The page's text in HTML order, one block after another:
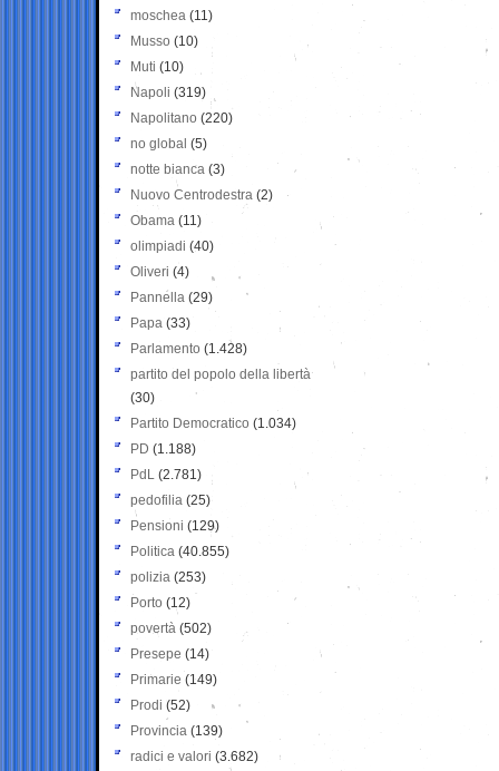
moschea (11)
Musso (10)
Muti (10)
Napoli (319)
Napolitano (220)
no global (5)
notte bianca (3)
Nuovo Centrodestra (2)
Obama (11)
olimpiadi (40)
Oliveri (4)
Pannella (29)
Papa (33)
Parlamento (1.428)
partito del popolo della libertà
(30)
Partito Democratico (1.034)
PD (1.188)
PdL (2.781)
pedofilia (25)
Pensioni (129)
Politica (40.855)
polizia (253)
Porto (12)
povertà (502)
Presepe (14)
Primarie (149)
Prodi (52)
Provincia (139)
radici e valori (3.682)